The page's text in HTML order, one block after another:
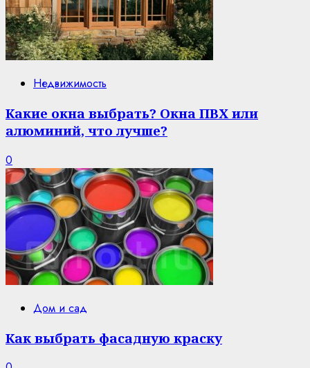
Недвижимость
Какие окна выбрать? Окна ПВХ или
алюминий, что лучше?
0
Дом и сад
Как выбрать фасадную краску